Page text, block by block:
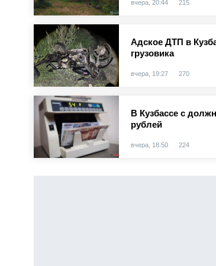
вчера, 20:44 215
Адское ДТП в
грузовика
вчера, 19:27 270
В Кузбассе с
рублей
вчера, 18:50 224